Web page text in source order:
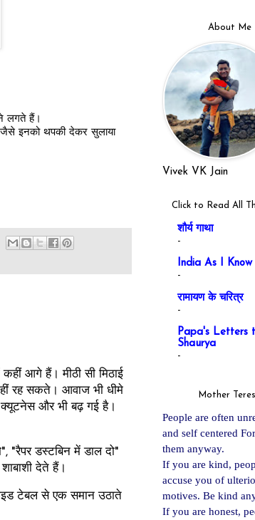
लगते हैं।
इनको थपकी देकर सुलाया
आगे हैं। मीठी सी मिठाई
रह सकते। आवाज भी धीमे
क्यूटनेस और भी बढ़ गई है।
"रैपर डस्टबिन में डाल दो"
देते हैं।
टेबल से एक समान उठाते
About Me
Vivek VK Jain
Click to Read All
शौर्य गाथा
-
India As I Know
-
रामायण के चरित्र
-
Papa's Letters
Shaurya
-
Mother
People are often
and self centered
them anyway.
If you are kind,
accuse you of
motives. Be kind
If you are honest,